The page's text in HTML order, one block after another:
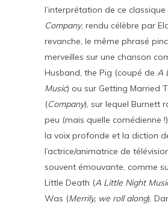
l’interprétation de ce
Company, rendu célèbre par
revanche, le même phrasé
merveilles sur une chanson
Husband, the Pig (coupé de A
Music) ou sur Getting Married
(Company), sur lequel Burnett
peu (mais quelle comédienne
la voix profonde et la diction
l’actrice/animatrice de
souvent émouvante, comme
Little Death (A Little Night
Was (Merrily, we roll along).